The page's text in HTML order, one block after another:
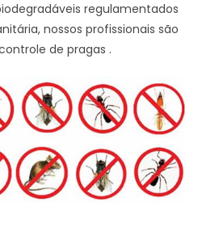
regulamentados
nossos profissionais são
de pragas .